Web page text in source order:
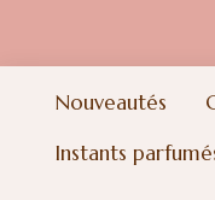
Nouveautés
Instants